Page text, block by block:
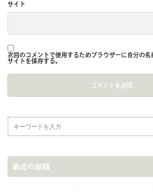
サイト
次回のコメントで使用するためブラウザーに自分の名
サイトを保存する。
最近の投稿